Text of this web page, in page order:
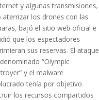
y algunas transmisiones,
aterrizar los drones con las
bajó el sitio web oficial e
que los espectadores
sus reservas. El ataque
“Olympic
y el malware
tenía por objetivo
los recursos compartidos